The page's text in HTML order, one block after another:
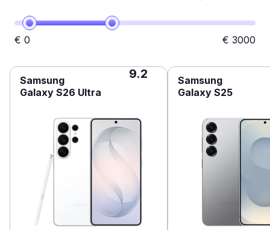
€ 0 € 3000
Samsung
Galaxy S26 Ultra
9.2
Samsung
Galaxy S25